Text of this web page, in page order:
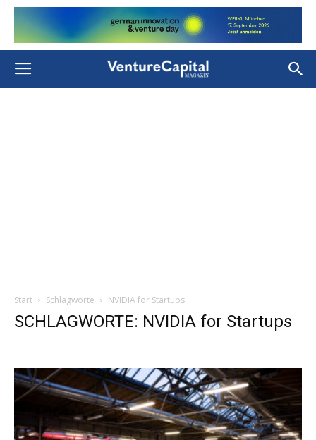
Start Schlagworte NVIDIA for Startups
SCHLAGWORTE: NVIDIA for Startups